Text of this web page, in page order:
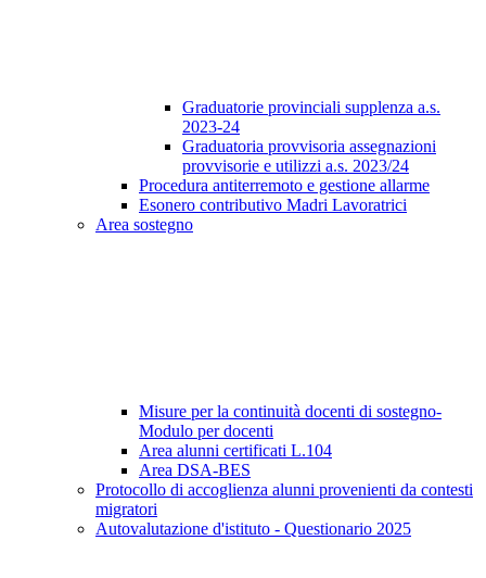
Graduatorie provinciali supplenza a.s.
2023-24
Graduatoria provvisoria assegnazioni
provvisorie e utilizzi a.s. 2023/24
Procedura antiterremoto e gestione allarme
Esonero contributivo Madri Lavoratrici
Area sostegno
Misure per la continuità docenti di sostegno-
Modulo per docenti
Area alunni certificati L.104
Area DSA-BES
Protocollo di accoglienza alunni provenienti da contesti
migratori
Autovalutazione d'istituto - Questionario 2025